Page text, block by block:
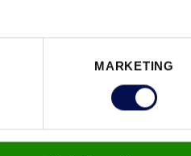
MARKETING